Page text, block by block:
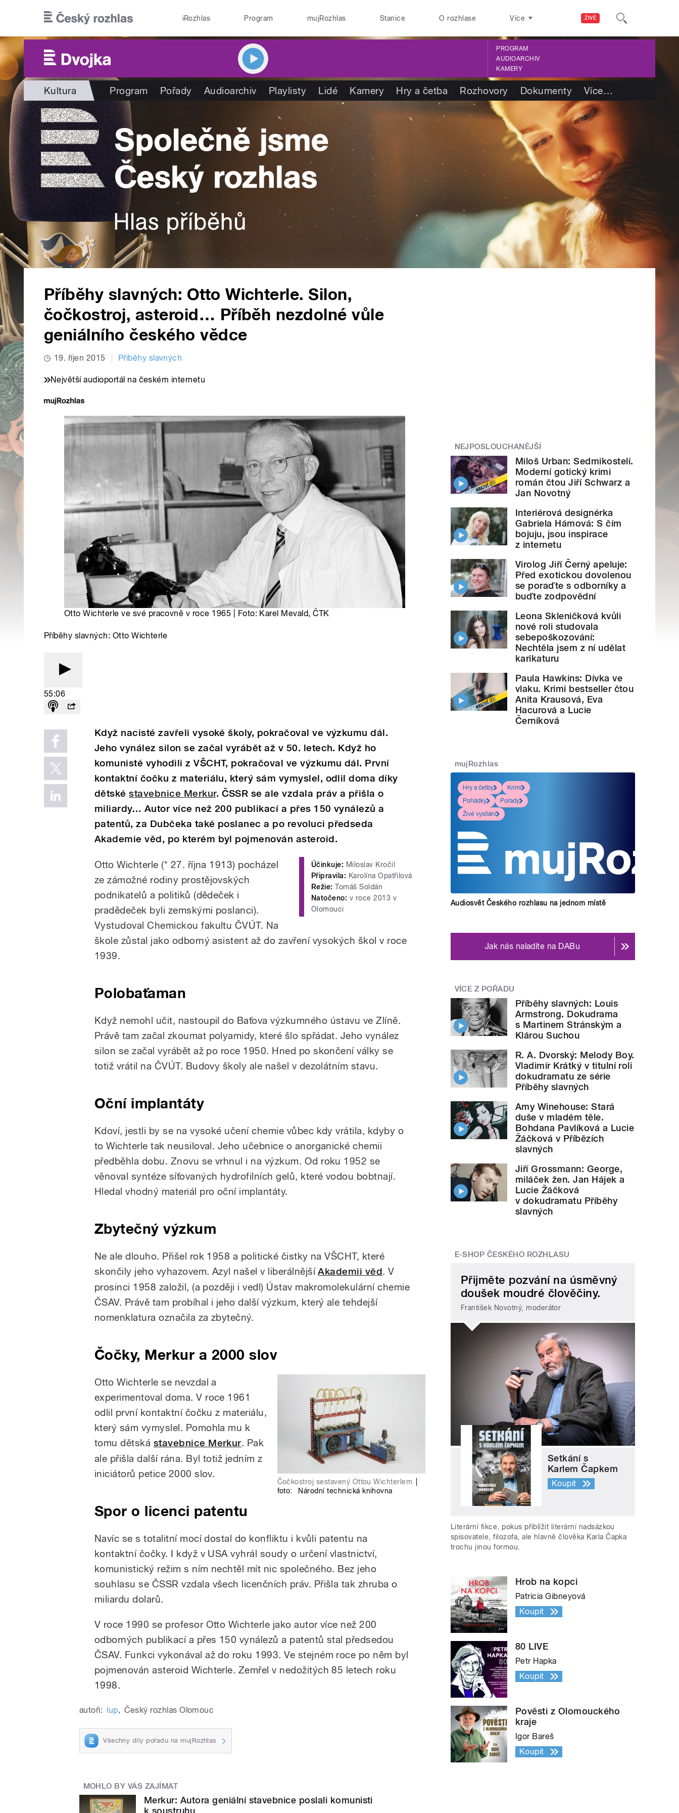
ŽIVĚ
iRozhlas Program mujRozhlas Stanice O rozhlase Více
PROGRAM
AUDIOARCHIV
KAMERY
Kultura Program Pořady Audioarchiv Playlisty Lidé Kamery Hry a četba Rozhovory Dokumenty Více…
Příběhy slavných: Otto Wichterle. Silon,
čočkostroj, asteroid… Příběh nezdolné vůle
geniálního českého vědce
19. říjen 2015 Příběhy slavných
Největší audioportál na českém internetu
Otto Wichterle ve své pracovně v roce 1965 | Foto: Karel Mevald, ČTK
Příběhy slavných: Otto Wichterle
55:06
Když nacisté zavřeli vysoké školy, pokračoval ve výzkumu dál.
Jeho vynález silon se začal vyrábět až v 50. letech. Když ho
komunisté vyhodili z VŠCHT, pokračoval ve výzkumu dál. První
kontaktní čočku z materiálu, který sám vymyslel, odlil doma díky
dětskéstavebnice Merkur. ČSSR se ale vzdala práv a přišla o
miliardy… Autor více než 200 publikací a přes 150 vynálezů a
patentů, za Dubčeka také poslanec a po revoluci předseda
Akademie věd, po kterém byl pojmenován asteroid.
Účinkuje: Miloslav Kročil
Připravila: Karolína Opatřilová
Režie: Tomáš Soldán
Natočeno: v roce 2013 v
Olomouci
Otto Wichterle (* 27. října 1913) pocházel
ze zámožné rodiny prostějovských
podnikatelů a politiků (dědeček i
pradědeček byli zemskými poslanci).
Vystudoval Chemickou fakultu ČVÚT. Na
škole zůstal jako odborný asistent až do zavření vysokých škol v roce
1939.
Polobaťaman
Když nemohl učit, nastoupil do Baťova výzkumného ústavu ve Zlíně.
Právě tam začal zkoumat polyamidy, které šlo spřádat. Jeho vynález
silon se začal vyrábět až po roce 1950. Hned po skončení války se
totiž vrátil na ČVÚT. Budovy školy ale našel v dezolátním stavu.
Oční implantáty
Kdoví, jestli by se na vysoké učení chemie vůbec kdy vrátila, kdyby o
to Wichterle tak neusiloval. Jeho učebnice o anorganické chemii
předběhla dobu. Znovu se vrhnul i na výzkum. Od roku 1952 se
věnoval syntéze síťovaných hydrofilních gelů, které vodou bobtnají.
Hledal vhodný materiál pro oční implantáty.
Zbytečný výzkum
Ne ale dlouho. Přišel rok 1958 a politické čistky na VŠCHT, které
skončily jeho vyhazovem. Azyl našel v liberálnějšíAkademii věd. V
prosinci 1958 založil, (a později i vedl) Ústav makromolekulární chemie
ČSAV. Právě tam probíhal i jeho další výzkum, který ale tehdejší
nomenklatura označila za zbytečný.
Čočky, Merkur a 2000 slov
Čočkostroj sestavený Ottou Wichterlem
foto:
Národní technická knihovna
Otto Wichterle se nevzdal a
experimentoval doma. V roce 1961
odlil první kontaktní čočku z materiálu,
který sám vymyslel. Pomohla mu k
tomu dětská stavebnice Merkur. Pak
ale přišla další rána. Byl totiž jedním z
iniciátorů petice 2000 slov.
Spor o licenci patentu
Navíc se s totalitní mocí dostal do konfliktu i kvůli patentu na
kontaktní čočky. I když v USA vyhrál soudy o určení vlastnictví,
komunistický režim s ním nechtěl mít nic společného. Bez jeho
souhlasu se ČSSR vzdala všech licenčních práv. Přišla tak zhruba o
miliardu dolarů.
V roce 1990 se profesor Otto Wichterle jako autor více než 200
odborných publikací a přes 150 vynálezů a patentů stal předsedou
ČSAV. Funkci vykonával až do roku 1993. Ve stejném roce po něm byl
pojmenován asteroid Wichterle. Zemřel v nedožitých 85 letech roku
1998.
autoři: lup, Český rozhlas Olomouc
Všechny díly pořadu na mujRozhlas
MOHLO BY VÁS ZAJÍMAT
Merkur: Autora geniální stavebnice poslali komunisti
k soustruhu
NEJPOSLOUCHANĚJŠÍ
Miloš Urban: Sedmikostelí.
Moderní gotický krimi
román čtou Jiří Schwarz a
Jan Novotný
Interiérová designérka
Gabriela Hámová: S čím
bojuju, jsou inspirace
z internetu
Virolog Jiří Černý apeluje:
Před exotickou dovolenou
se poraďte s odborníky a
buďte zodpovědní
Leona Skleničková kvůli
nové roli studovala
sebepoškozování:
Nechtěla jsem z ní udělat
karikaturu
Paula Hawkins: Dívka ve
vlaku. Krimi bestseller čtou
Anita Krausová, Eva
Hacurová a Lucie
Černíková
mujRozhlas
Hry a četby
Krimi
Pohádky
Pořady
Živé vysílání
Audiosvět Českého rozhlasu na jednom místě
Jak nás naladíte na DABu
VÍCE Z POŘADU
Příběhy slavných: Louis
Armstrong. Dokudrama
s Martinem Stránským a
Klárou Suchou
R. A. Dvorský: Melody Boy.
Vladimír Krátký v titulní roli
dokudramatu ze série
Příběhy slavných
Amy Winehouse: Stará
duše v mladém těle.
Bohdana Pavlíková a Lucie
Žáčková v Příbězích
slavných
Jiří Grossmann: George,
miláček žen. Jan Hájek a
Lucie Žáčková
v dokudramatu Příběhy
slavných
E-SHOP ČESKÉHO ROZHLASU
Přijměte pozvání na úsměvný
doušek moudré člověčiny.
František Novotný, moderátor
Setkání s
Karlem Čapkem
Koupit
Literární fikce, pokus přiblížit literární nadsázkou
spisovatele, filozofa, ale hlavně člověka Karla Čapka
trochu jinou formou.
Hrob na kopci
Patricia Gibneyová
Koupit
80 LIVE
Petr Hapka
Koupit
Pověsti z Olomouckého
kraje
Igor Bareš
Koupit